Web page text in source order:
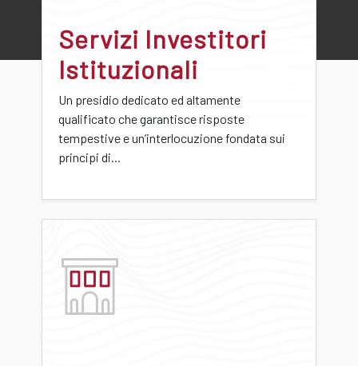
Servizi Investitori
Istituzionali
Un presidio dedicato ed altamente
qualificato che garantisce risposte
tempestive e un’interlocuzione fondata sui
principi di...